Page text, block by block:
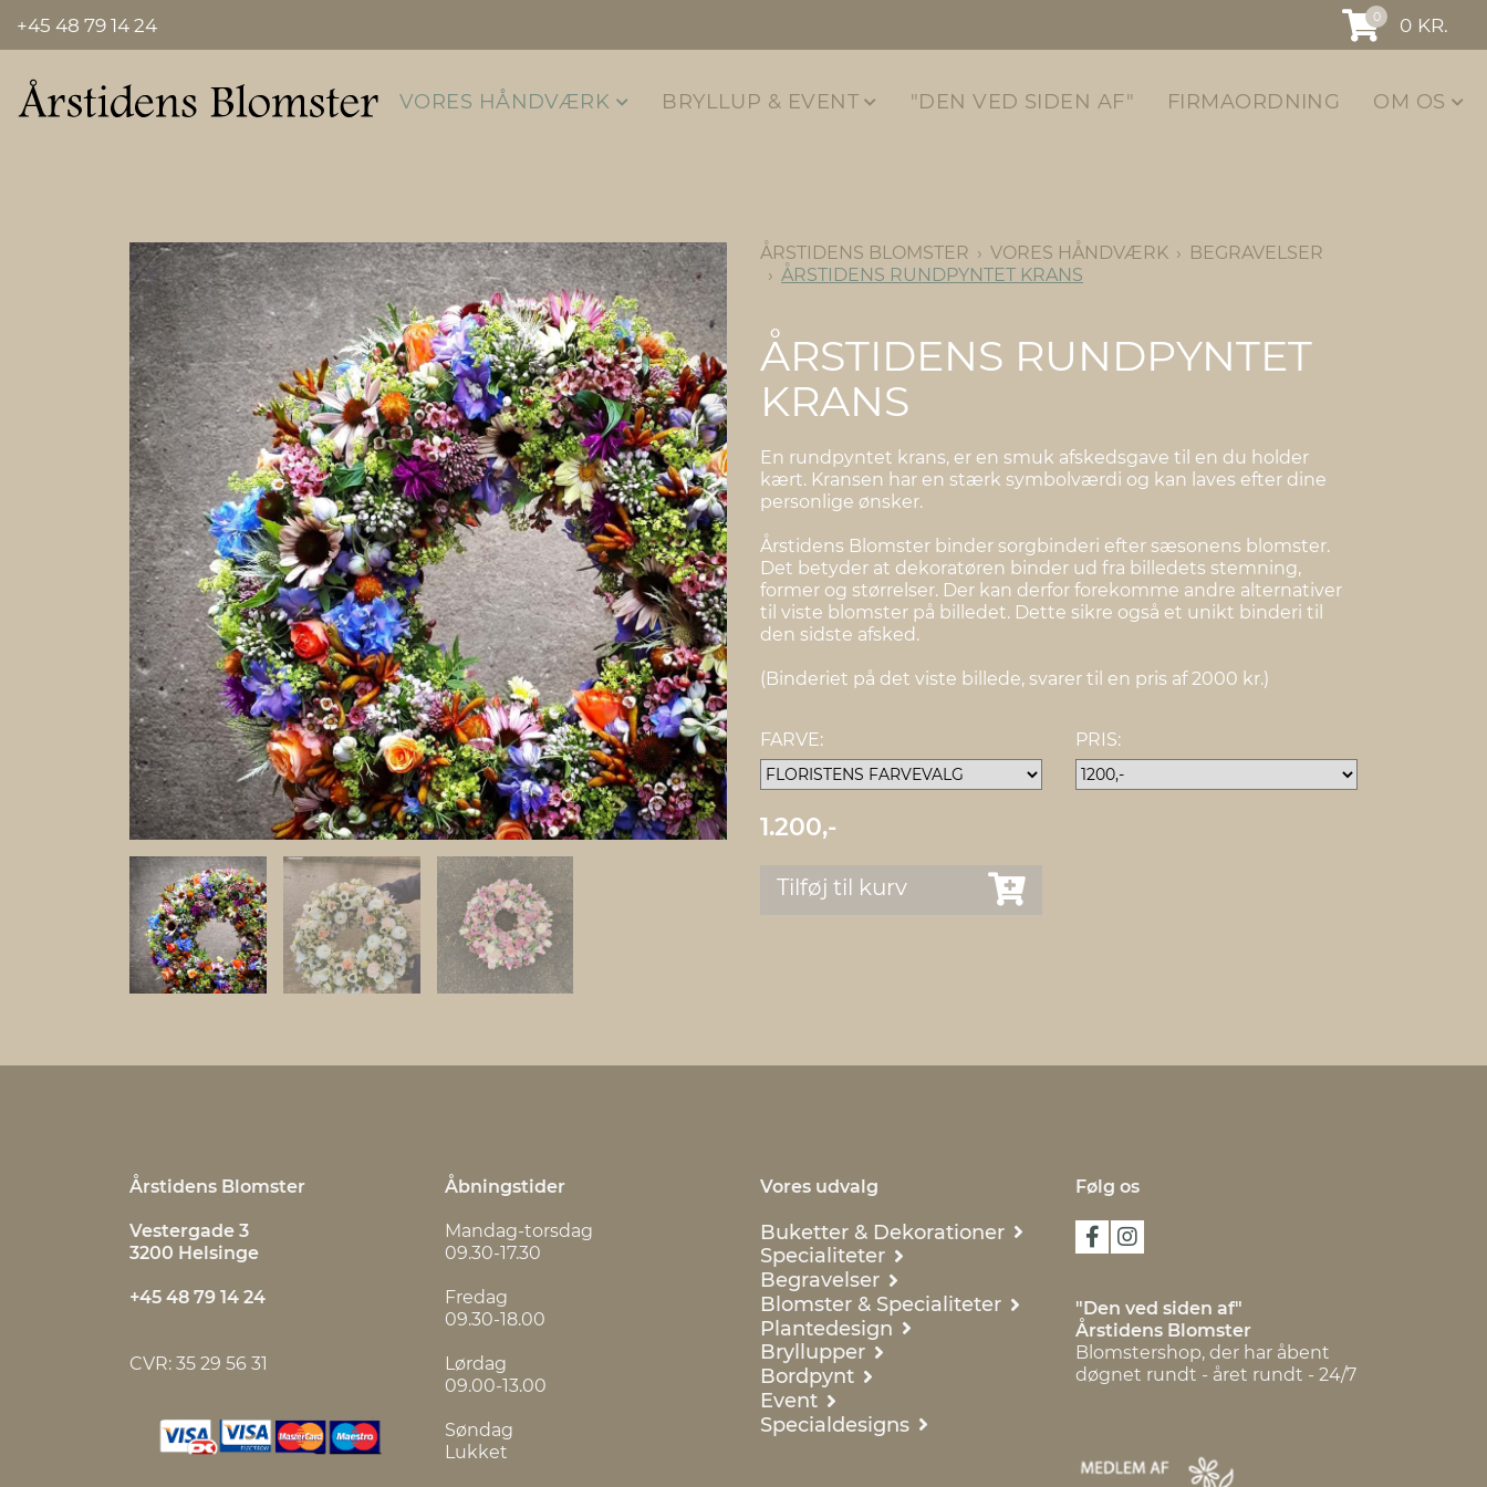
+45 48 79 14 24 0 0 KR.
VORES HÅNDVÆRK BRYLLUP & EVENT "DEN VED SIDEN AF" FIRMAORDNING OM OS
ÅRSTIDENS BLOMSTER VORES HÅNDVÆRK
BEGRAVELSER
ÅRSTIDENS RUNDPYNTET KRANS
ÅRSTIDENS RUNDPYNTET
KRANS
En rundpyntet krans, er en smuk afskedsgave til en du holder
kært. Kransen har en stærk symbolværdi og kan laves efter dine
personlige ønsker.
Årstidens Blomster binder sorgbinderi efter sæsonens blomster.
Det betyder at dekoratøren binder ud fra billedets stemning,
former og størrelser. Der kan derfor forekomme andre alternativer
til viste blomster på billedet. Dette sikre også et unikt binderi til
den sidste afsked.
(Binderiet på det viste billede, svarer til en pris af 2000 kr.)
FARVE: PRIS:
1.200,-
Tilføj til kurv
Årstidens Blomster
Vestergade 3
3200 Helsinge
+45 48 79 14 24
CVR: 35 29 56 31
Åbningstider
Mandag-torsdag
09.30-17.30
Fredag
09.30-18.00
Lørdag
09.00-13.00
Søndag
Lukket
Vores udvalg
Buketter & Dekorationer
Specialiteter
Begravelser
Blomster & Specialiteter
Plantedesign
Bryllupper
Bordpynt
Event
Specialdesigns
Følg os
"Den ved siden af"
Årstidens Blomster
Blomstershop, der har åbent
døgnet rundt - året rundt - 24/7